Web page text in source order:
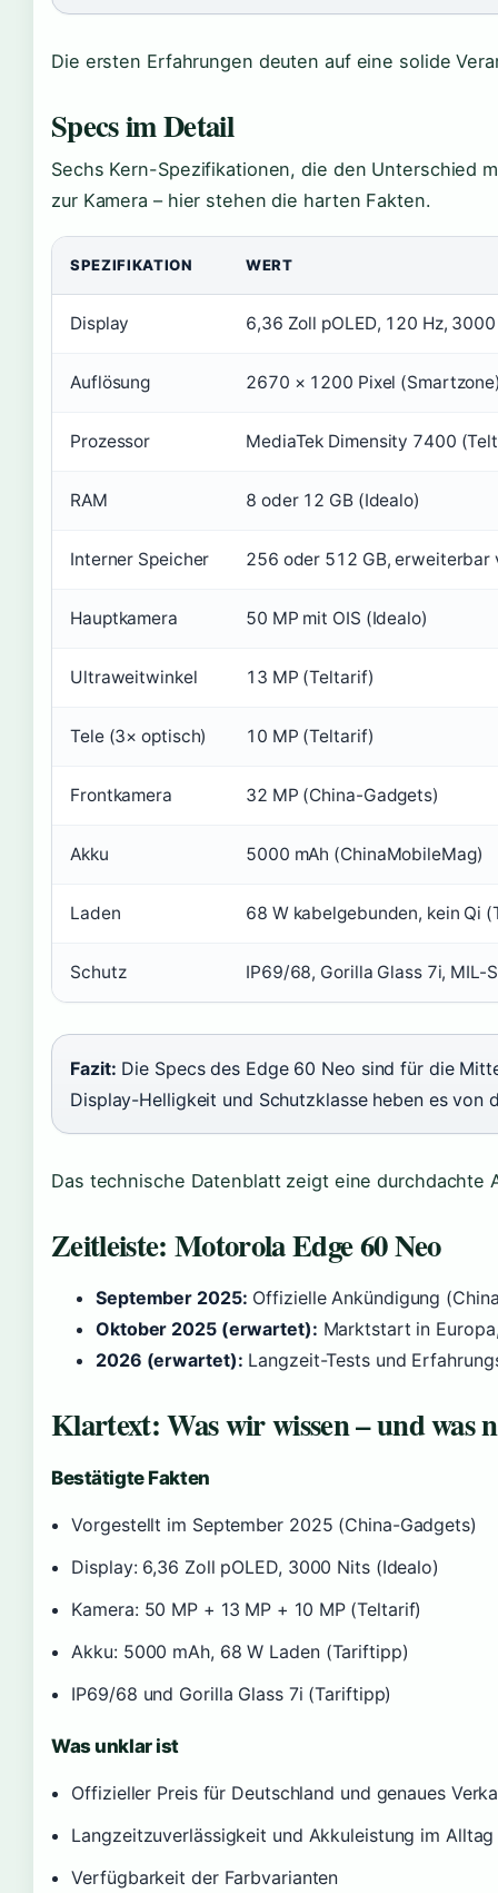
Die ersten Erfahrungen deuten auf eine solide
Specs im Detail
Sechs Kern-Spezifikationen, die den Unterschied
zur Kamera – hier stehen die harten Fakten.
SPEZIFIKATION WERT
Display 6,36 Zoll pOLED, 120 Hz,
Auflösung 2670 × 1200 Pixel
Prozessor MediaTek Dimensity 7400
RAM 8 oder 12 GB (Idealo)
Interner Speicher 256 oder 512 GB, erweiterbar
Hauptkamera 50 MP mit OIS (Idealo)
Ultraweitwinkel 13 MP (Teltarif)
Tele (3× optisch) 10 MP (Teltarif)
Frontkamera 32 MP (China-Gadgets)
Akku 5000 mAh (ChinaMobileMag)
Laden 68 W kabelgebunden, kein Qi
Schutz IP69/68, Gorilla Glass 7i, MIL-
Fazit: Die Specs des Edge 60 Neo sind für die
Display-Helligkeit und Schutzklasse heben es von
Das technische Datenblatt zeigt eine durchdachte
Zeitleiste: Motorola Edge 60 Neo
September 2025: Offizielle Ankündigung
Oktober 2025 (erwartet): Marktstart in
2026 (erwartet): Langzeit-Tests und
Klartext: Was wir wissen – und was
Bestätigte Fakten
Vorgestellt im September 2025 (China-Gadgets)
Display: 6,36 Zoll pOLED, 3000 Nits (Idealo)
Kamera: 50 MP + 13 MP + 10 MP (Teltarif)
Akku: 5000 mAh, 68 W Laden (Tariftipp)
IP69/68 und Gorilla Glass 7i (Tariftipp)
Was unklar ist
Offizieller Preis für Deutschland und genaues
Langzeitzuverlässigkeit und Akkuleistung im Alltag
Verfügbarkeit der Farbvarianten